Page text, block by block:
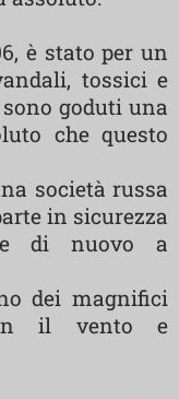
è stato per un
tossici e
goduti una
che questo
società russa
in sicurezza
di nuovo a
dei magnifici
il vento e